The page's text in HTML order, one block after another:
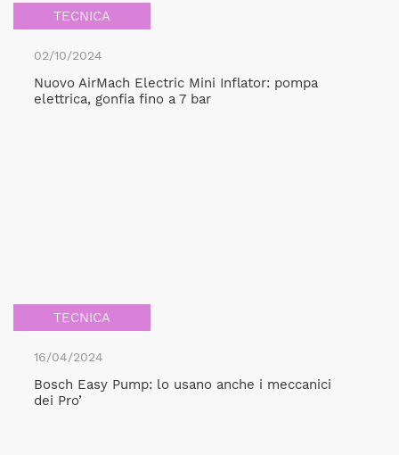
TECNICA
02/10/2024
Nuovo AirMach Electric Mini Inflator: pompa
elettrica, gonfia fino a 7 bar
TECNICA
16/04/2024
Bosch Easy Pump: lo usano anche i meccanici
dei Pro’